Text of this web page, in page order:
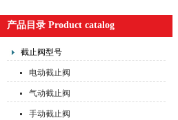
产品目录 Product catalog
截止阀型号
电动截止阀
气动截止阀
手动截止阀